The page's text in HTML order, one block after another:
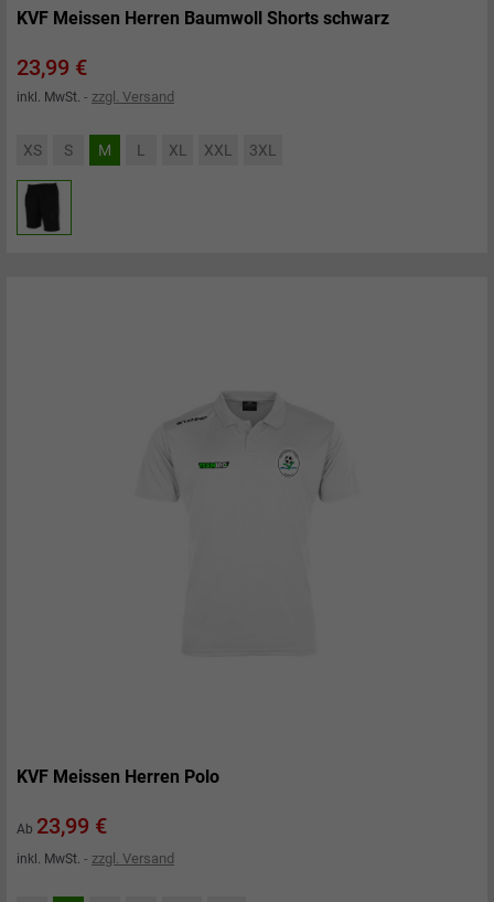
KVF Meissen Herren Baumwoll Shorts schwarz
Preis
23,99 €
inkl. MwSt. zzgl. Versand
XS S M L XL XXL 3XL
KVF Meissen Herren Polo
Ab Preis
23,99 €
inkl. MwSt. zzgl. Versand